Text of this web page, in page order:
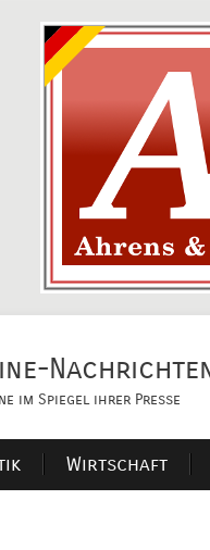
im Spiegel ihrer Presse
Wirtschaft